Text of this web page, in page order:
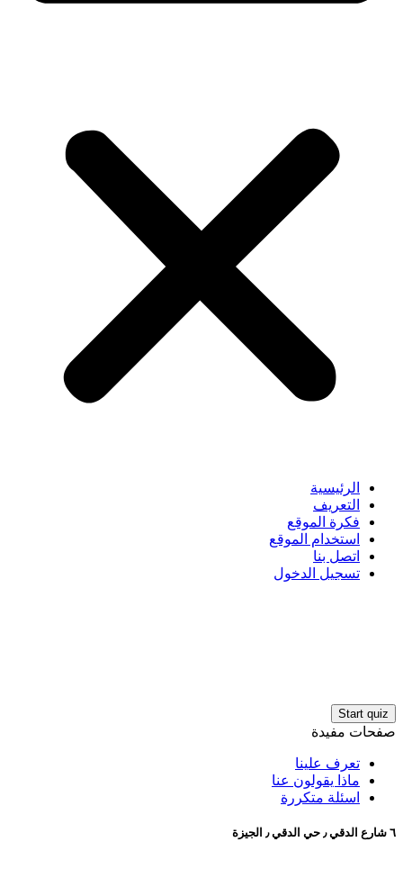
الرئيسية
التعريف
فكرة الموقع
استخدام الموقع
اتصل بنا
تسجيل الدخول
صفحات مفيدة
تعرف علينا
ماذا يقولون عنا
اسئلة متكررة
٦ شارع الدقي ٫ حي الدقي ٫ الجيزة